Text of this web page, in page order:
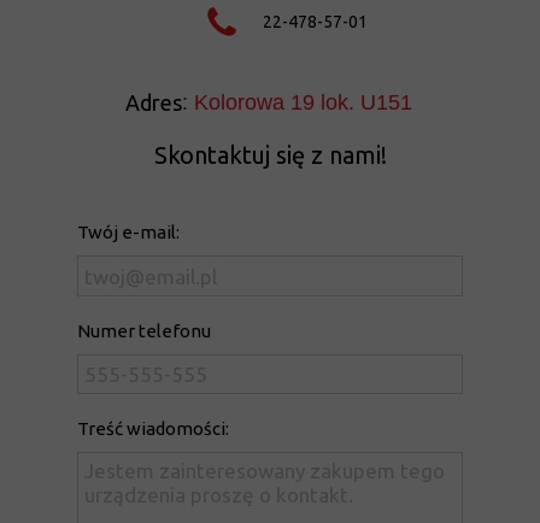
Adres: Kolorowa 19 lok. U151
22-478-57-01
Skontaktuj się z nami!
Twój e-mail:
Numer telefonu
Treść wiadomości: